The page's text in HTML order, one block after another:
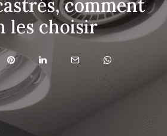
comment
les choisir